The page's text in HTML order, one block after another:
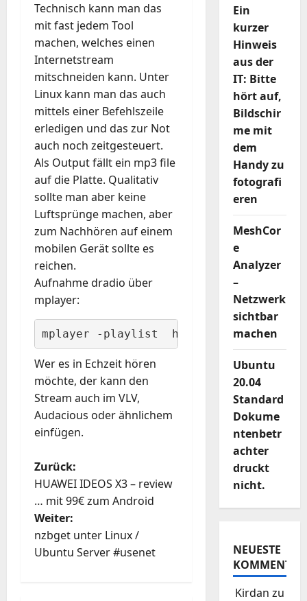
Technisch kann man das
mit fast jedem Tool
machen, welches einen
Internetstream
mitschneiden kann. Unter
Linux kann man das auch
mittels einer Befehlszeile
erledigen und das zur Not
auch noch zeitgesteuert.
Als Output fällt ein mp3 file
auf die Platte. Qualitativ
sollte man aber keine
Luftsprünge machen, aber
zum Nachhören auf einem
mobilen Gerät sollte es
reichen.
Aufnahme dradio über
mplayer:
﻿mplayer -playlist  http://
Wer es in Echzeit hören
möchte, der kann den
Stream auch im VLV,
Audacious oder ähnlichem
einfügen.
B
e
i
t
Zurück:
HUAWEI IDEOS X3 – review
… mit 99€ zum Android
Weiter:
nzbget unter Linux /
Ubuntu Server #usenet
Ein
kurzer
Hinweis
aus der
IT: Bitte
hört auf,
Bildschir
me mit
dem
Handy zu
fotografi
eren
MeshCor
e
Analyzer
–
Netzwerk
sichtbar
machen
Ubuntu
20.04
Standard
Dokume
ntenbetr
achter
druckt
nicht.
NEUESTE
Kirdan zu